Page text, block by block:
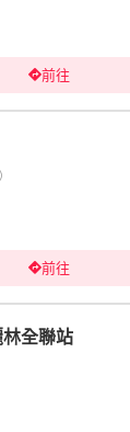
前往
前往
全聯站